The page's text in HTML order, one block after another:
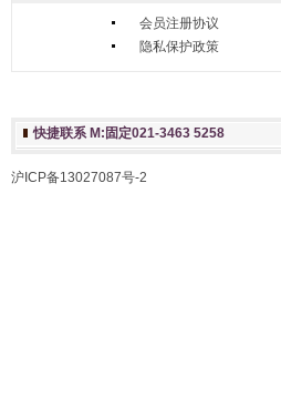
会员注册协议
隐私保护政策
快捷联系 M:固定021-3463 5258
沪ICP备13027087号-2